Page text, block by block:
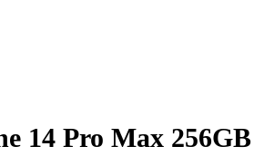
14 Pro Max 256GB